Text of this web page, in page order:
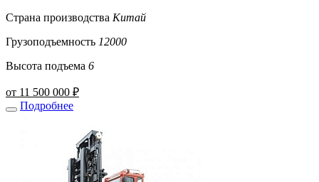
Страна производства Китай
Грузоподъемность 12000
Высота подъема 6
от 11 500 000 ₽
Подробнее